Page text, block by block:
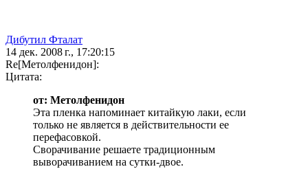
Дибутил Фталат
14 дек. 2008 г., 17:20:15
Re[Метолфенидон]:
Цитата:
от: Метолфенидон
Эта пленка напоминает китайкую лаки, если
только не является в действительности ее
перефасовкой.
Сворачивание решаете традиционным
выворачиванием на сутки-двое.